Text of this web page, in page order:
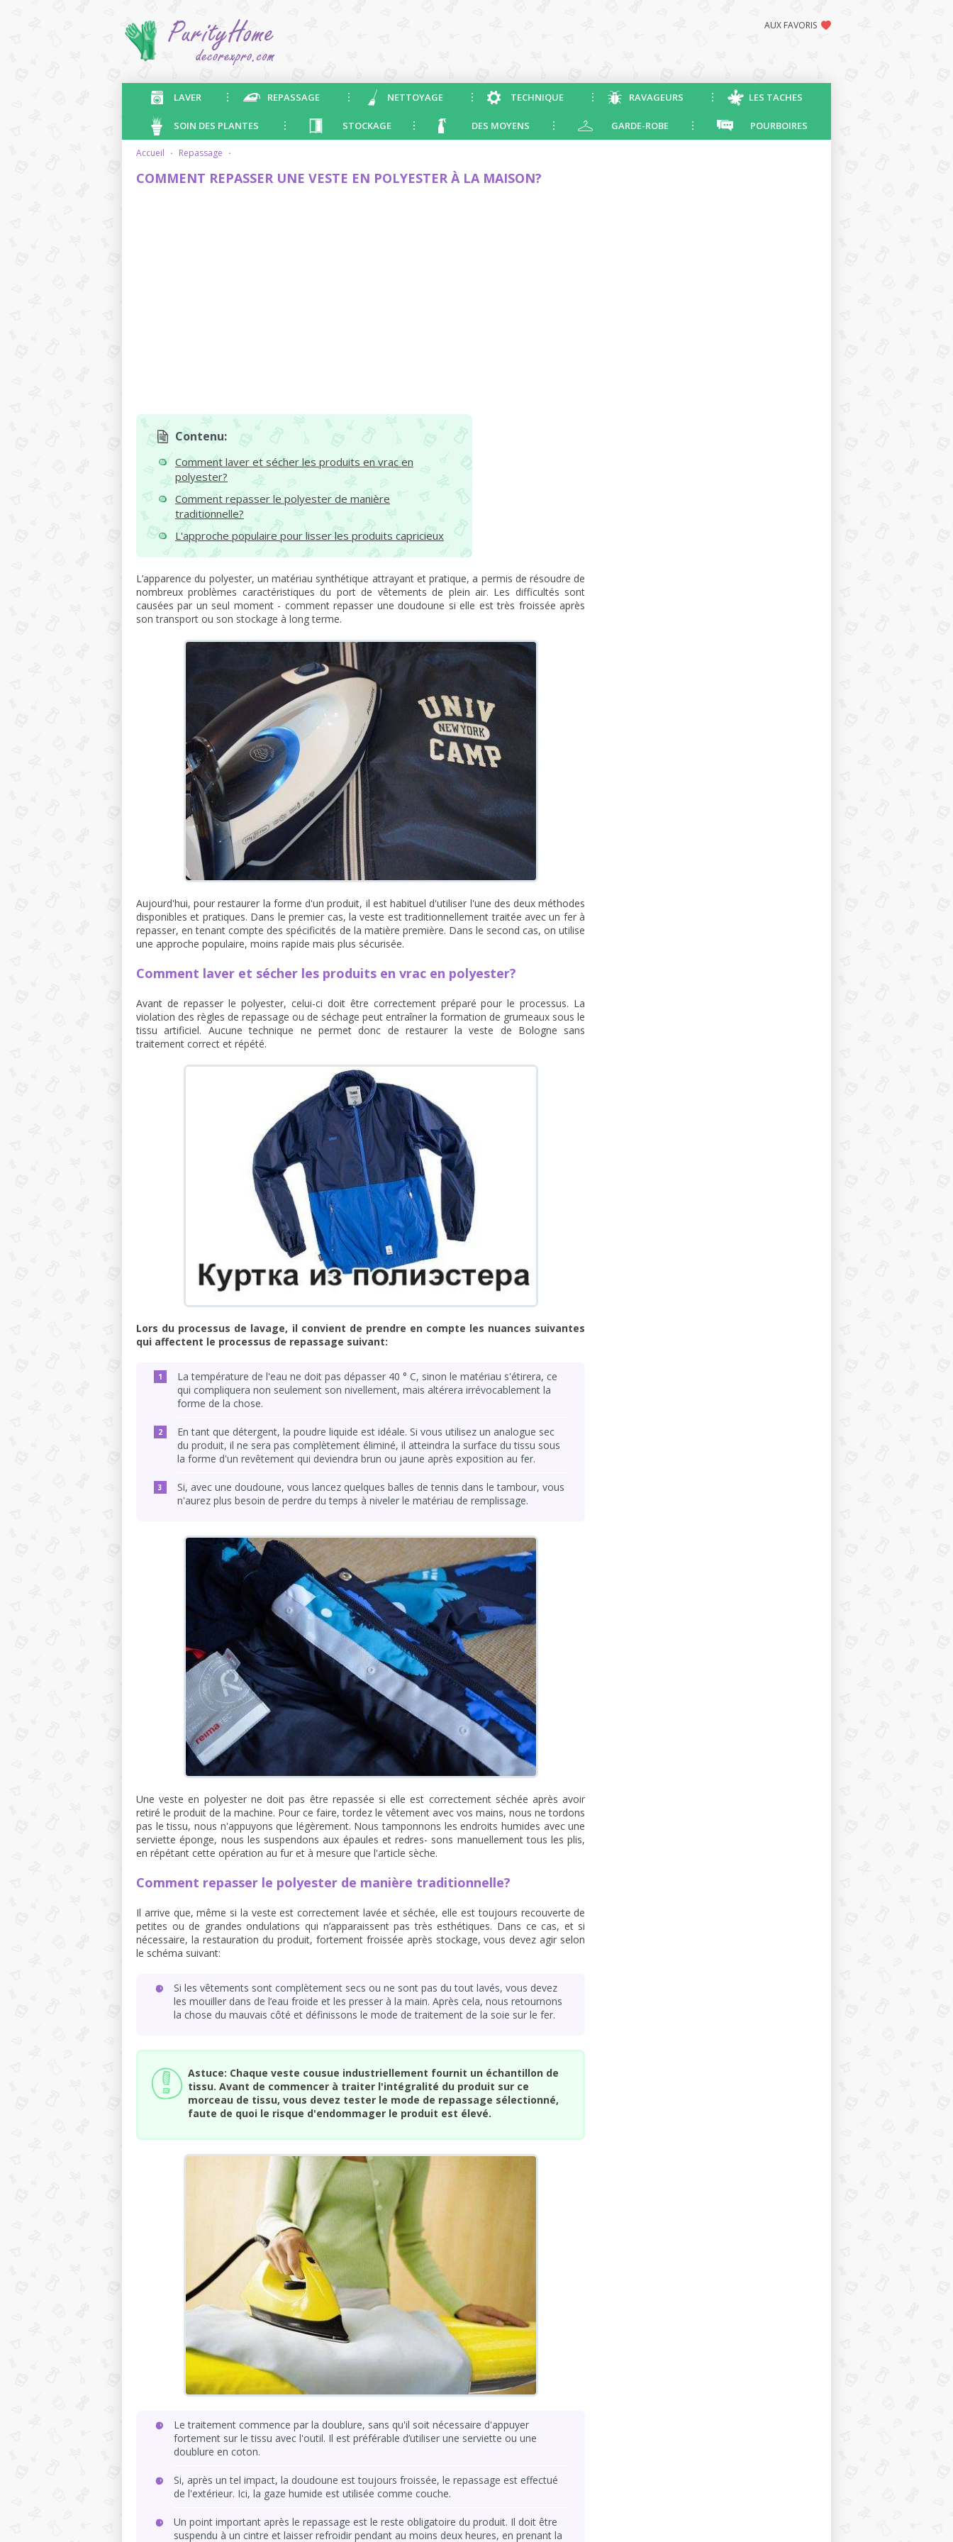
AUX FAVORIS
LAVER REPASSAGE NETTOYAGE TECHNIQUE RAVAGEURS LES TACHES
SOIN DES PLANTES STOCKAGE DES MOYENS GARDE-ROBE POURBOIRES
accueil · repassage ·
COMMENT REPASSER UNE VESTE EN POLYESTER À LA MAISON?
Contenu:
Comment laver et sécher les produits en vrac en
polyester?
Comment repasser le polyester de manière
traditionnelle?
L'approche populaire pour lisser les produits capricieux
L’apparence du polyester, un matériau synthétique attrayant et pratique, a permis de résoudre de
nombreux problèmes caractéristiques du port de vêtements de plein air. Les difficultés sont
causées par un seul moment - comment repasser une doudoune si elle est très froissée après
son transport ou son stockage à long terme.
Aujourd'hui, pour restaurer la forme d'un produit, il est habituel d'utiliser l'une des deux méthodes
disponibles et pratiques. Dans le premier cas, la veste est traditionnellement traitée avec un fer à
repasser, en tenant compte des spécificités de la matière première. Dans le second cas, on utilise
une approche populaire, moins rapide mais plus sécurisée.
Comment laver et sécher les produits en vrac en polyester?
Avant de repasser le polyester, celui-ci doit être correctement préparé pour le processus. La
violation des règles de repassage ou de séchage peut entraîner la formation de grumeaux sous le
tissu artificiel. Aucune technique ne permet donc de restaurer la veste de Bologne sans
traitement correct et répété.
Lors du processus de lavage, il convient de prendre en compte les nuances suivantes
qui affectent le processus de repassage suivant:
La température de l'eau ne doit pas dépasser 40 ° C, sinon le matériau s'étirera, ce
qui compliquera non seulement son nivellement, mais altérera irrévocablement la
forme de la chose.
En tant que détergent, la poudre liquide est idéale. Si vous utilisez un analogue sec
du produit, il ne sera pas complètement éliminé, il atteindra la surface du tissu sous
la forme d'un revêtement qui deviendra brun ou jaune après exposition au fer.
Si, avec une doudoune, vous lancez quelques balles de tennis dans le tambour, vous
n'aurez plus besoin de perdre du temps à niveler le matériau de remplissage.
Une veste en polyester ne doit pas être repassée si elle est correctement séchée après avoir
retiré le produit de la machine. Pour ce faire, tordez le vêtement avec vos mains, nous ne tordons
pas le tissu, nous n'appuyons que légèrement. Nous tamponnons les endroits humides avec une
serviette éponge, nous les suspendons aux épaules et redres- sons manuellement tous les plis,
en répétant cette opération au fur et à mesure que l'article sèche.
Comment repasser le polyester de manière traditionnelle?
Il arrive que, même si la veste est correctement lavée et séchée, elle est toujours recouverte de
petites ou de grandes ondulations qui n’apparaissent pas très esthétiques. Dans ce cas, et si
nécessaire, la restauration du produit, fortement froissée après stockage, vous devez agir selon
le schéma suivant:
Si les vêtements sont complètement secs ou ne sont pas du tout lavés, vous devez
les mouiller dans de l’eau froide et les presser à la main. Après cela, nous retournons
la chose du mauvais côté et définissons le mode de traitement de la soie sur le fer.
Astuce: Chaque veste cousue industriellement fournit un échantillon de
tissu. Avant de commencer à traiter l'intégralité du produit sur ce
morceau de tissu, vous devez tester le mode de repassage sélectionné,
faute de quoi le risque d'endommager le produit est élevé.
Le traitement commence par la doublure, sans qu'il soit nécessaire d'appuyer
fortement sur le tissu avec l'outil. Il est préférable d’utiliser une serviette ou une
doublure en coton.
Si, après un tel impact, la doudoune est toujours froissée, le repassage est effectué
de l'extérieur. Ici, la gaze humide est utilisée comme couche.
Un point important après le repassage est le reste obligatoire du produit. Il doit être
suspendu à un cintre et laisser refroidir pendant au moins deux heures, en prenant la